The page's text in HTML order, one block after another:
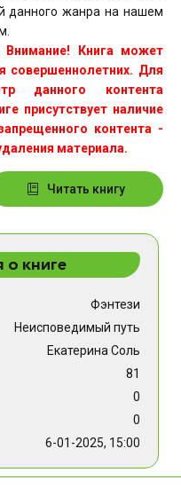
данного жанра на нашем
Внимание! Книга может
совершеннолетних. Для
данного контента
присутствует наличие
контента -
материала.
Читать книгу
книге
Фэнтези
Неисповедимый путь
Екатерина Соль
81
0
0
6-01-2025, 15:00